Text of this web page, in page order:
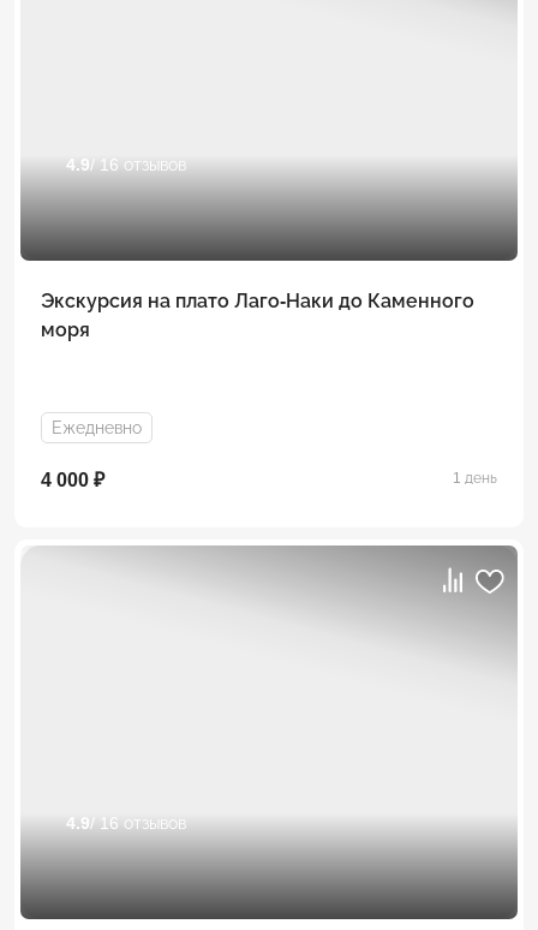
4.9 / 16 отзывов
Экскурсия на плато Лаго-Наки до Каменного
моря
Ежедневно
4 000 ₽ 1 день
4.9 / 16 отзывов